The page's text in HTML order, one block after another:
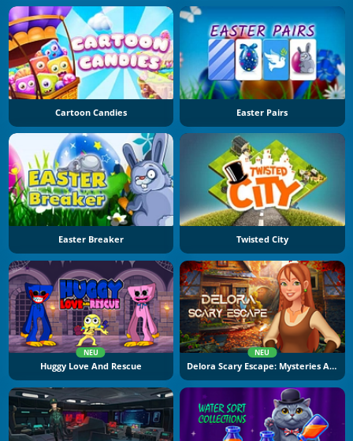
Cartoon Candies Easter Pairs
Easter Breaker Twisted City
NEU
Huggy Love And Rescue
NEU
Delora Scary Escape: Mysteries Adventure